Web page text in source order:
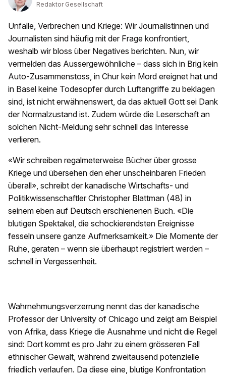
Redaktor Gesellschaft
Unfälle, Verbrechen und Kriege: Wir Journalistinnen und
Journalisten sind häufig mit der Frage konfrontiert,
weshalb wir bloss über Negatives berichten. Nun, wir
vermelden das Aussergewöhnliche – dass sich in Brig kein
Auto-Zusammenstoss, in Chur kein Mord ereignet hat und
in Basel keine Todesopfer durch Luftangriffe zu beklagen
sind, ist nicht erwähnenswert, da das aktuell Gott sei Dank
der Normalzustand ist. Zudem würde die Leserschaft an
solchen Nicht-Meldung sehr schnell das Interesse
verlieren.
«Wir schreiben regalmeterweise Bücher über grosse
Kriege und übersehen den eher unscheinbaren Frieden
überall», schreibt der kanadische Wirtschafts- und
Politikwissenschaftler Christopher Blattman (48) in
seinem eben auf Deutsch erschienenen Buch. «Die
blutigen Spektakel, die schockierendsten Ereignisse
fesseln unsere ganze Aufmerksamkeit.» Die Momente der
Ruhe, geraten – wenn sie überhaupt registriert werden –
schnell in Vergessenheit.
Wahrnehmungsverzerrung nennt das der kanadische
Professor der University of Chicago und zeigt am Beispiel
von Afrika, dass Kriege die Ausnahme und nicht die Regel
sind: Dort kommt es pro Jahr zu einem grösseren Fall
ethnischer Gewalt, während zweitausend potenzielle
friedlich verlaufen. Da diese eine, blutige Konfrontation